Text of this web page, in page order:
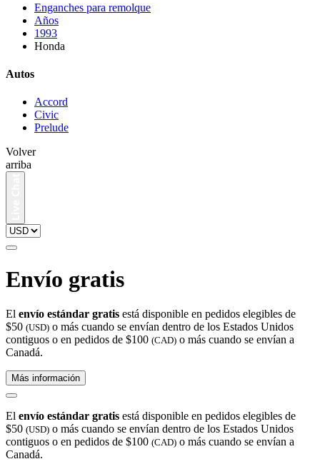
Enganches para remolque
Años
1993
Honda
Autos
Accord
Civic
Prelude
Volver
arriba
Envío gratis
El envío estándar gratis está disponible en pedidos elegibles de
$50 (USD) o más cuando se envían dentro de los Estados Unidos
contiguos o en pedidos de $100 (CAD) o más cuando se envían a
Canadá.
Más información
El envío estándar gratis está disponible en pedidos elegibles de
$50 (USD) o más cuando se envían dentro de los Estados Unidos
contiguos o en pedidos de $100 (CAD) o más cuando se envían a
Canadá.